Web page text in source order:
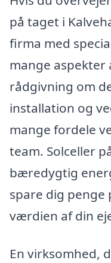
på taget i
firma med
mange aspekter
rådgivning om
installation og
mange fordele
team. Solceller
bæredygtig
spare dig penge
værdien af din
En virksomhed,